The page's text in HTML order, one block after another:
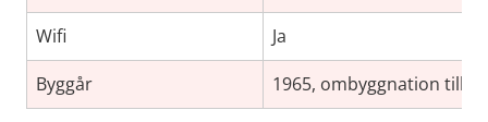
Wifi
Ja
Byggår
1965, ombyggnation till